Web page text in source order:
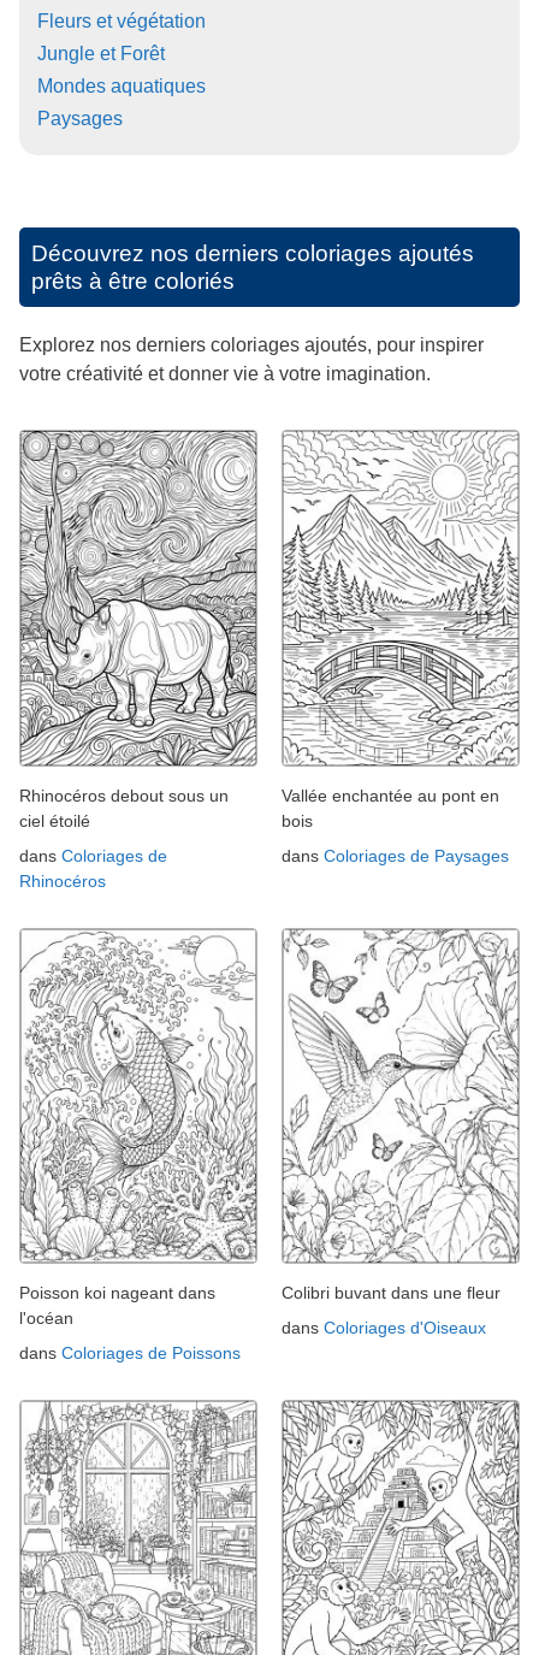
Fleurs et végétation
Jungle et Forêt
Mondes aquatiques
Paysages
Découvrez nos derniers coloriages ajoutés
prêts à être coloriés
Explorez nos derniers coloriages ajoutés, pour inspirer
votre créativité et donner vie à votre imagination.
Rhinocéros debout sous un
ciel étoilé
dans Coloriages de
Rhinocéros
Vallée enchantée au pont en
bois
dans Coloriages de Paysages
Poisson koi nageant dans
l'océan
dans Coloriages de Poissons
Colibri buvant dans une fleur
dans Coloriages d'Oiseaux